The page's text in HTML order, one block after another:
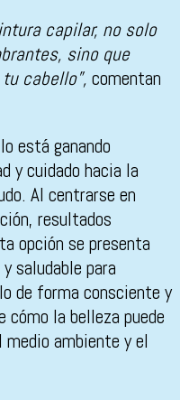
capilar, no solo
sino que
cabello”, comentan
está ganando
y cuidado hacia la
Al centrarse en
resultados
opción se presenta
saludable para
de forma consciente y
cómo la belleza puede
medio ambiente y el